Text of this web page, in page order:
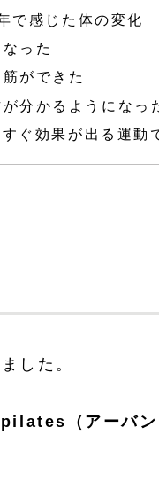
で感じた体の変化
った
ができた
分かるようになっ
ぐ効果が出る運動
した。
（アーバン